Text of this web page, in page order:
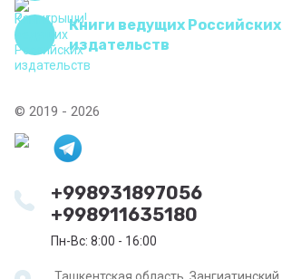
Книги ведущих Российских
издательств
© 2019 - 2026
+998931897056
+998911635180
Пн-Вс: 8:00 - 16:00